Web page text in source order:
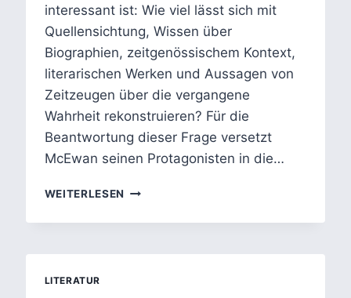
interessant ist: Wie viel lässt sich mit
Quellensichtung, Wissen über
Biographien, zeitgenössischem Kontext,
literarischen Werken und Aussagen von
Zeitzeugen über die vergangene
Wahrheit rekonstruieren? Für die
Beantwortung dieser Frage versetzt
McEwan seinen Protagonisten in die…
WEITERLESEN GRENZEN
ERKENNTNIS:
LITERATUR